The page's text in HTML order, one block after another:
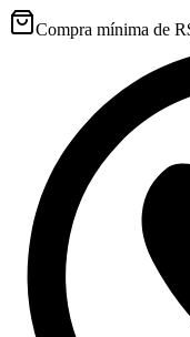
Compra mínima de